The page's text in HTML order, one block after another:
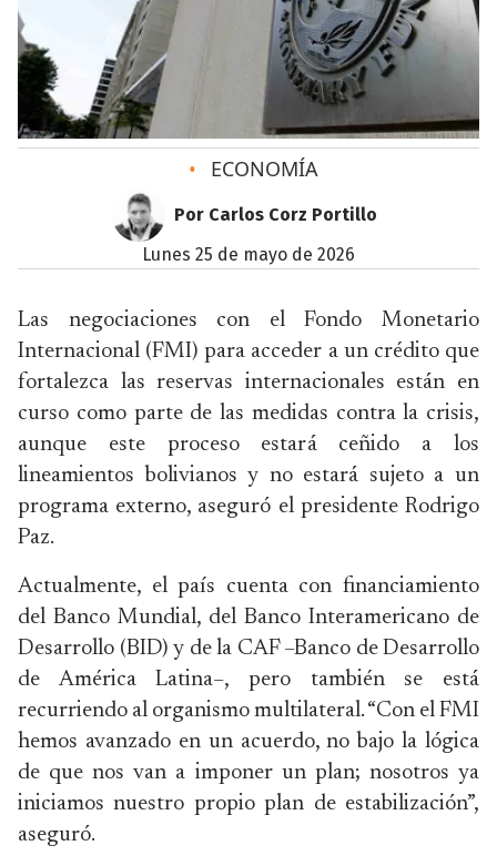
• ECONOMÍA
Por Carlos Corz Portillo
lunes 25 de mayo de 2026
Las negociaciones con el Fondo Monetario
Internacional (FMI) para acceder a un crédito que
fortalezca las reservas internacionales están en
curso como parte de las medidas contra la crisis,
aunque este proceso estará ceñido a los
lineamientos bolivianos y no estará sujeto a un
programa externo, aseguró el presidente Rodrigo
Paz.
Actualmente, el país cuenta con financiamiento
del Banco Mundial, del Banco Interamericano de
Desarrollo (BID) y de la CAF –Banco de Desarrollo
de América Latina–, pero también se está
recurriendo al organismo multilateral. “Con el FMI
hemos avanzado en un acuerdo, no bajo la lógica
de que nos van a imponer un plan; nosotros ya
iniciamos nuestro propio plan de estabilización”,
aseguró.